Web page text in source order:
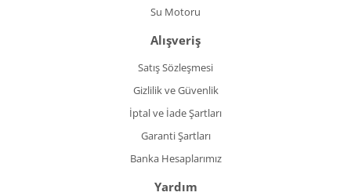
Su Motoru
Alışveriş
Satış Sözleşmesi
Gizlilik ve Güvenlik
İptal ve İade Şartları
Garanti Şartları
Banka Hesaplarımız
Yardım